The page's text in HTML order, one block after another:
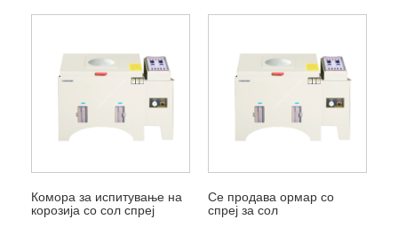
Комора за испитување на
корозија со сол спреј
Се продава ормар со
спреј за сол